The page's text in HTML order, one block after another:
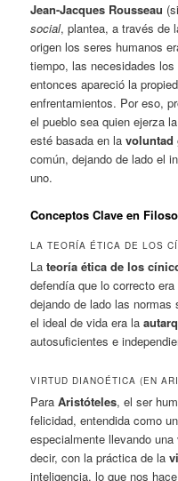
Jean-Jacques Rousseau
social, plantea, a través de
origen los seres humanos
tiempo, las necesidades
entonces apareció la
enfrentamientos. Por eso,
el pueblo sea quien ejerza
esté basada en lavoluntad
común, dejando de lado el
uno.
Conceptos Clave en
LA TEORÍA ÉTICA DE LOS
Lateoría ética de los
defendía que lo correcto
dejando de lado las
el ideal de vida era la
autosuficientes e
VIRTUD DIANOÉTICA (EN
ParaAristóteles, el ser
felicidad, entendida como
especialmente llevando
decir, con la práctica de la
inteligencia, lo que nos